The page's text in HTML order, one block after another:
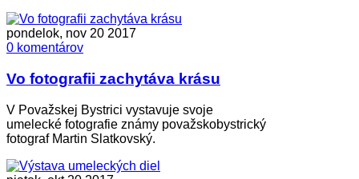
pondelok, nov 20 2017
0 komentárov
Vo fotografii zachytáva krásu
V Považskej Bystrici vystavuje svoje
umelecké fotografie známy považskobystrický
fotograf Martin Slatkovský.